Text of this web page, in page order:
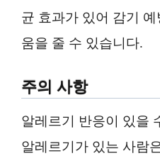
균 효과가 있어 감기
움을 줄 수 있습니다.
주의 사항
알레르기 반응이 있을
알레르기가 있는 사람